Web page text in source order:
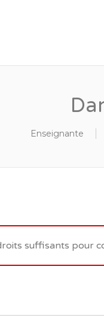
Enseignante
suffisants pour